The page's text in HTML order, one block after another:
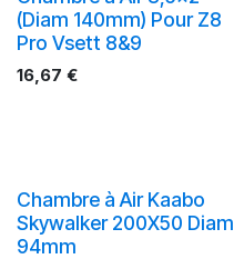
(Diam 140mm) Pour Z8
Pro Vsett 8&9
16,67 €
Chambre à Air Kaabo
Skywalker 200X50 Diam
94mm